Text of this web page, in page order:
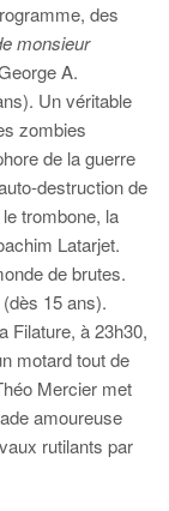
des
monsieur
A.
Un véritable
zombies
de la guerre
destruction de
trombone, la
Latarjet.
de brutes.
(dès 15 ans).
Filature, à 23h30,
motard tout de
Mercier met
amoureuse
rutilants par